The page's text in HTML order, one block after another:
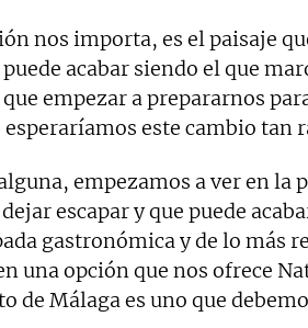
nos importa, es el paisaje
acabar siendo el que
empezar a prepararnos
este cambio tan
empezamos a ver en la
escapar y que puede
gastronómica y de lo más
una opción que nos ofrece
de Málaga es uno que